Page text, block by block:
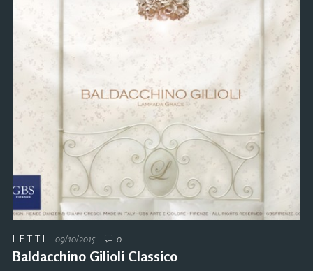
LETTI 09/10/2015 0
Baldacchino Gilioli Classico